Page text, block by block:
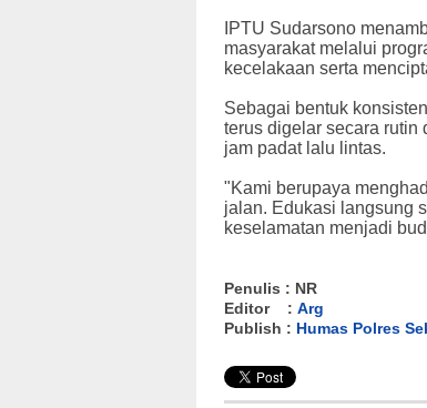
IPTU Sudarsono
masyarakat melalui
kecelakaan serta
Sebagai bentuk
terus digelar secara rutin
jam padat lalu lintas.
"Kami berupaya
jalan. Edukasi langsung
keselamatan menjadi
Penulis : NR
Editor : Arg
Publish : Humas Polres